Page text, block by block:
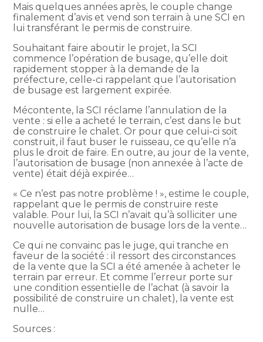
Mais quelques années après, le couple change
finalement d’avis et vend son terrain à une SCI en
lui transférant le permis de construire.
Souhaitant faire aboutir le projet, la SCI
commence l’opération de busage, qu’elle doit
rapidement stopper à la demande de la
préfecture, celle-ci rappelant que l’autorisation
de busage est largement expirée.
Mécontente, la SCI réclame l’annulation de la
vente : si elle a acheté le terrain, c’est dans le but
de construire le chalet. Or pour que celui-ci soit
construit, il faut buser le ruisseau, ce qu’elle n’a
plus le droit de faire. En outre, au jour de la vente,
l’autorisation de busage (non annexée à l’acte de
vente) était déjà expirée…
« Ce n’est pas notre problème ! », estime le couple,
rappelant que le permis de construire reste
valable. Pour lui, la SCI n’avait qu’à solliciter une
nouvelle autorisation de busage lors de la vente…
Ce qui ne convainc pas le juge, qui tranche en
faveur de la société : il ressort des circonstances
de la vente que la SCI a été amenée à acheter le
terrain par erreur. Et comme l’erreur porte sur
une condition essentielle de l’achat (à savoir la
possibilité de construire un chalet), la vente est
nulle…
Sources :